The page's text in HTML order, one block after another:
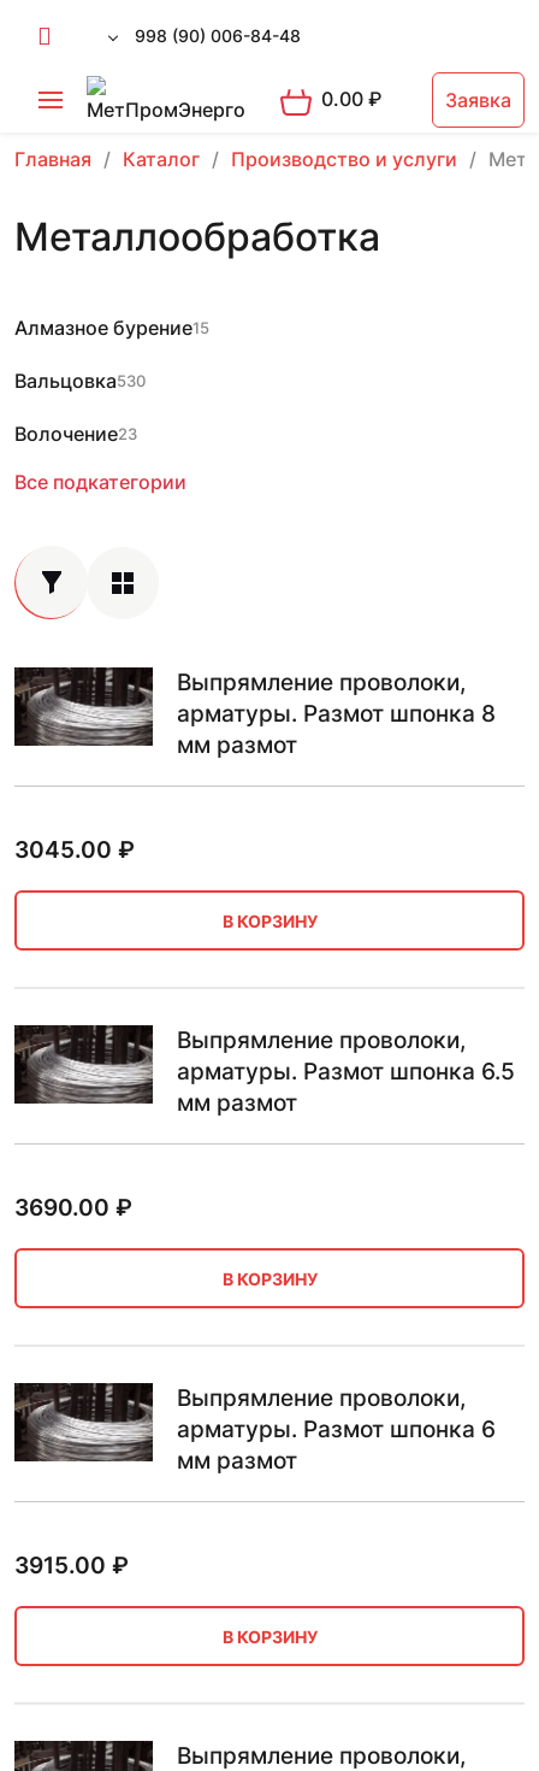
998 (90) 006-84-48
0.00₽ Заявка
Главная Каталог Производство и услуги
Металлообработка
Алмазное бурение15
Вальцовка530
Волочение23
Все подкатегории
Выпрямление проволоки,
арматуры. Размот шпонка 8
мм размот
3045.00 ₽
В КОРЗИНУ
Выпрямление проволоки,
арматуры. Размот шпонка 6.5
мм размот
3690.00 ₽
В КОРЗИНУ
Выпрямление проволоки,
арматуры. Размот шпонка 6
мм размот
3915.00 ₽
В КОРЗИНУ
Выпрямление проволоки,